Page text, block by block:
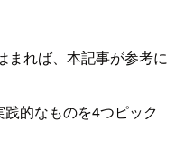
まれば、本記事が参考に
的なものを4つピック